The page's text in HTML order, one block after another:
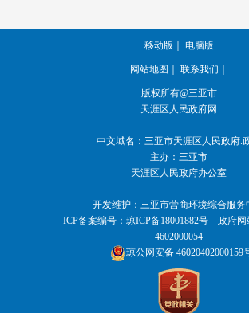
移动版 电脑版
网站地图 联系我们
版权所有@三亚市
天涯区人民政府网
中文域名： 三亚市天涯区人民政府.
主办：三亚市
天涯区人民政府办公室
开发维护：三亚市营商环境综合服务
ICP备案编号： 琼ICP备18001882号
政府网
4602000054
琼公网安备 46020402000159